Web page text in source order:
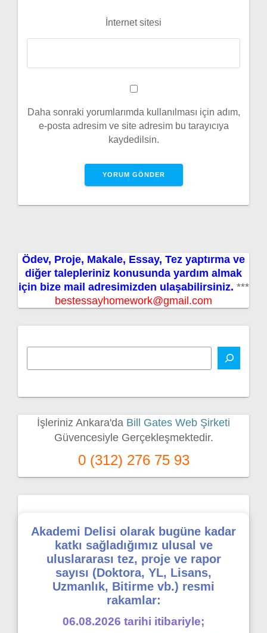
İnternet sitesi
Daha sonraki yorumlarımda kullanılması için adım,
e-posta adresim ve site adresim bu tarayıcıya
kaydedilsin.
Ödev, Proje, Makale, Essay, Tez yaptırma ve
diğer talepleriniz konusunda yardım almak
için bize mail adresimizden ulaşabilirsiniz. ***
bestessayhomework@gmail.com
İşleriniz Ankara'da Bill Gates Web Şirketi
Güvencesiyle Gerçekleşmektedir.
0 (312) 276 75 93
Akademi Delisi olarak bugüne kadar
katkı sağladığımız ulusal ve
uluslararası tez, proje ve rapor
sayısı (Doktora, YL, Lisans,
Uzmanlık, Bitirme vb.) resmi
rakamlar:
06.08.2026 tarihi itibariyle;